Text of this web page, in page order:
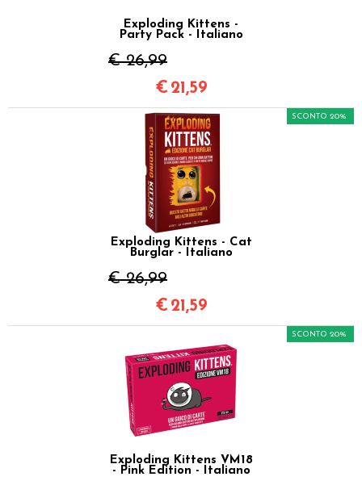
Exploding Kittens -
Party Pack - Italiano
€ 26,99
€ 21,59
Exploding Kittens - Cat
Burglar - Italiano
€ 26,99
SCONTO 20%
€ 21,59
Exploding Kittens VM18
- Pink Edition - Italiano
SCONTO 20%